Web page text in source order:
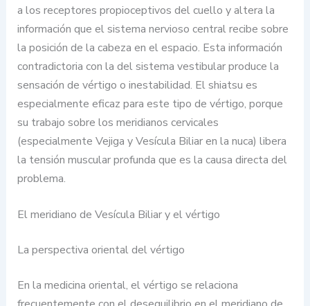
a los receptores propioceptivos del cuello y altera la
información que el sistema nervioso central recibe sobre
la posición de la cabeza en el espacio. Esta información
contradictoria con la del sistema vestibular produce la
sensación de vértigo o inestabilidad. El shiatsu es
especialmente eficaz para este tipo de vértigo, porque
su trabajo sobre los meridianos cervicales
(especialmente Vejiga y Vesícula Biliar en la nuca) libera
la tensión muscular profunda que es la causa directa del
problema.
El meridiano de Vesícula Biliar y el vértigo
La perspectiva oriental del vértigo
En la medicina oriental, el vértigo se relaciona